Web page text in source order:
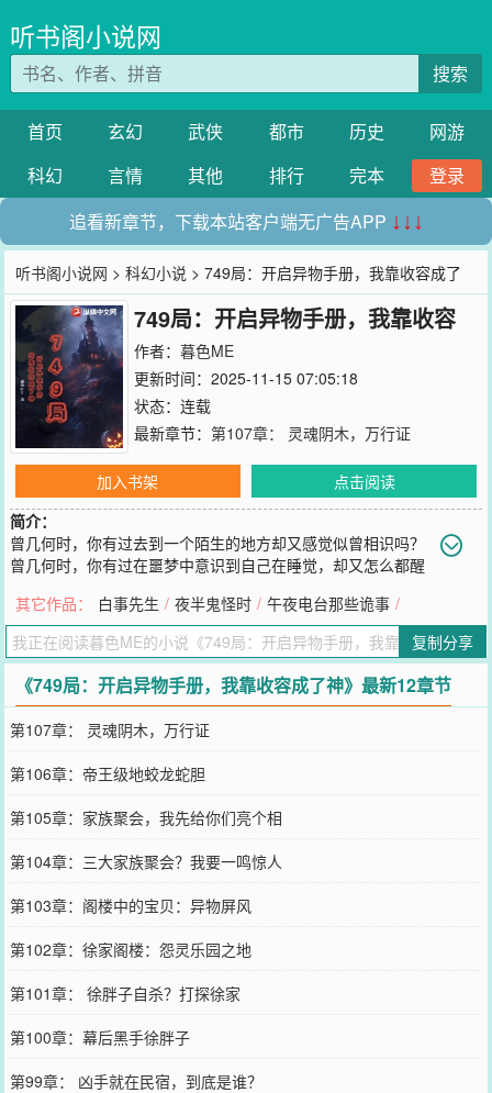
听书阁小说网
搜索
首页 玄幻 武侠 都市 历史
网游
科幻
言情 其他 排行 完本
登录
追看新章节，下载本站客户端无广告APP ↓↓↓
听书阁小说网 >科幻小说 > 749局：开启异物手册，我靠收容成了
神
749局：开启异物手册，我靠收容
成了神
作者： 暮色ME
更新时间：2025-11-15 07:05:18
状态：连载
最新章节： 第107章： 灵魂阴木，万行证
加入书架
点击阅读
简介：
曾几何时，你有过去到一个陌生的地方却又感觉似曾相识吗？
曾几何时，你有过在噩梦中意识到自己在睡觉，却又怎么都醒
像是另外一个人吗？我是749局的一员，接下来我给大家讲讲关于749
那些神秘档案的事儿。
您要是觉得《749局：开启异物手册，我靠收容成了神》还不错的话
请不要忘记向您QQ群和微博微信里的朋友推荐哦！
其它作品： 白事先生 / 夜半鬼怪时 / 午夜电台那些诡事 /
复制分享
《749局：开启异物手册，我靠收容成了神》最新12章节
第107章： 灵魂阴木，万行证
第106章：帝王级地蛟龙蛇胆
第105章：家族聚会，我先给你们亮个相
第104章：三大家族聚会？我要一鸣惊人
第103章：阁楼中的宝贝：异物屏风
第102章：徐家阁楼：怨灵乐园之地
第101章： 徐胖子自杀？打探徐家
第100章：幕后黑手徐胖子
第99章： 凶手就在民宿，到底是谁？